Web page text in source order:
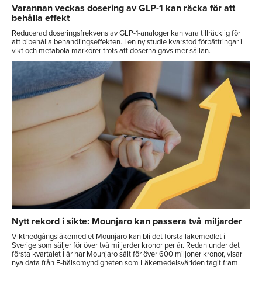
Varannan veckas dosering av GLP-1 kan räcka för att
behålla effekt
Reducerad doseringsfrekvens av GLP-1-analoger kan vara tillräcklig för
att bibehålla behandlingseffekten. I en ny studie kvarstod förbättringar i
vikt och metabola markörer trots att doserna gavs mer sällan.
Nytt rekord i sikte: Mounjaro kan passera två miljarder
Viktnedgångsläkemedlet Mounjaro kan bli det första läkemedlet i
Sverige som säljer för över två miljarder kronor per år. Redan under det
första kvartalet i år har Mounjaro sålt för över 600 miljoner kronor, visar
nya data från E-hälsomyndigheten som Läkemedelsvärlden tagit fram.